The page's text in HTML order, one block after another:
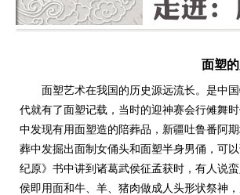
面塑
面塑艺术在我国的历史源远流长。是中
代就有了面塑记载，当时的迎神赛会行傩舞
中发现有用面塑造的陪葬品，新疆吐鲁番阿
葬中发掘出面制女俑头和面塑半身男俑，可
纪原》书中讲到诸葛武侯征孟获时，有人说
侯即用面和牛、羊、猪肉做成人头形状祭神